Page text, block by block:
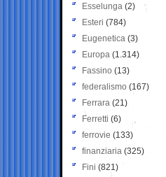
Esselunga (2)
Esteri (784)
Eugenetica (3)
Europa (1.314)
Fassino (13)
federalismo (167)
Ferrara (21)
Ferretti (6)
ferrovie (133)
finanziaria (325)
Fini (821)